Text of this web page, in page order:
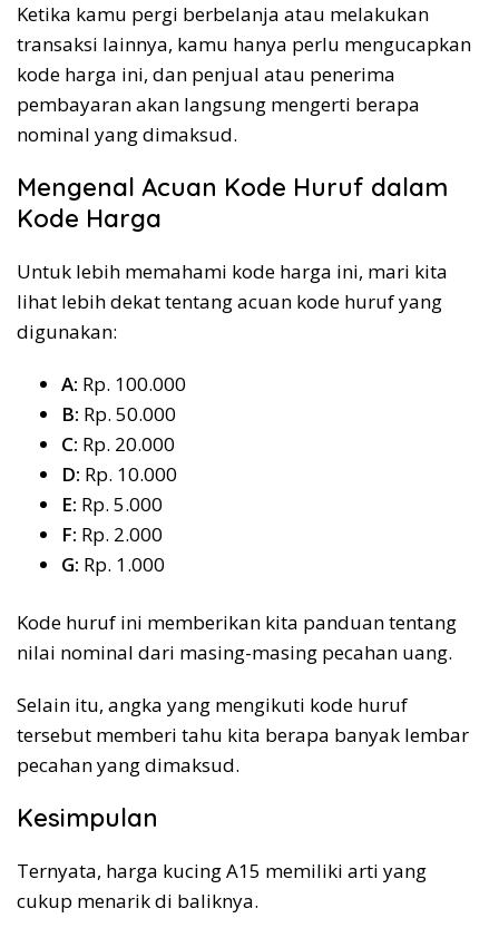
Ketika kamu pergi berbelanja atau melakukan
transaksi lainnya, kamu hanya perlu mengucapkan
kode harga ini, dan penjual atau penerima
pembayaran akan langsung mengerti berapa
nominal yang dimaksud.
Mengenal Acuan Kode Huruf dalam
Kode Harga
Untuk lebih memahami kode harga ini, mari kita
lihat lebih dekat tentang acuan kode huruf yang
digunakan:
A: Rp. 100.000
B: Rp. 50.000
C: Rp. 20.000
D: Rp. 10.000
E: Rp. 5.000
F: Rp. 2.000
G: Rp. 1.000
Kode huruf ini memberikan kita panduan tentang
nilai nominal dari masing-masing pecahan uang.
Selain itu, angka yang mengikuti kode huruf
tersebut memberi tahu kita berapa banyak lembar
pecahan yang dimaksud.
Kesimpulan
Ternyata, harga kucing A15 memiliki arti yang
cukup menarik di baliknya.